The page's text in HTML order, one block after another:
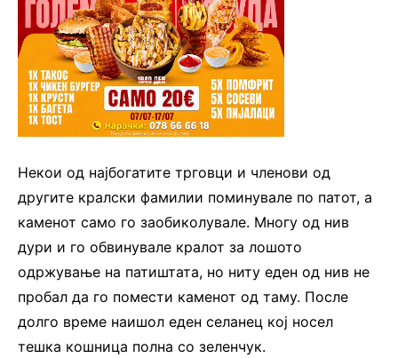
Некои од најбогатите трговци и членови од
другите кралски фамилии поминувале по патот, а
каменот само го заобиколувале. Многу од нив
дури и го обвинувале кралот за лошото
одржување на патиштата, но ниту еден од нив не
пробал да го помести каменот од таму. После
долго време наишол еден селанец кој носел
тешка кошница полна со зеленчук.